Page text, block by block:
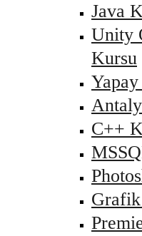
Java
Unity
Kursu
C++
Grafik